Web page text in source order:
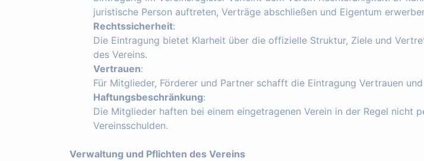
juristische Person auftreten, Verträge abschließen und Eigentum
Rechtssicherheit:
Die Eintragung bietet Klarheit über die offizielle Struktur, Ziele und
des Vereins.
Vertrauen:
Für Mitglieder, Förderer und Partner schafft die Eintragung Vertrauen
Haftungsbeschränkung:
Die Mitglieder haften bei einem eingetragenen Verein in der Regel nicht
Vereinsschulden.
Verwaltung und Pflichten des Vereins